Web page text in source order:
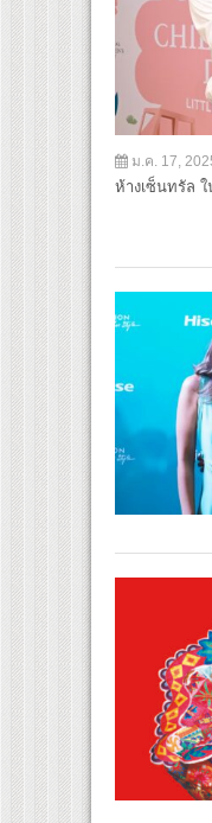
ม.ค. 17,
ห้างเซ็นทรัล